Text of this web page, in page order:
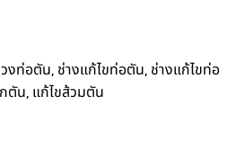
งท่อตัน, ช่างแก้ไขท่อตัน, ช่างแก้ไขท่อ
ตัน, แก้ไขส้วมตัน